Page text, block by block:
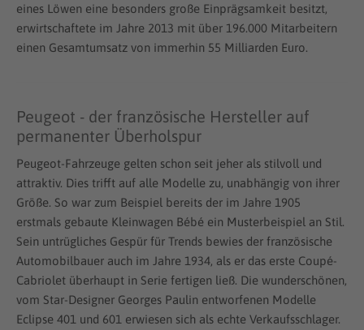
eines Löwen eine besonders große Einprägsamkeit besitzt,
erwirtschaftete im Jahre 2013 mit über 196.000 Mitarbeitern
einen Gesamtumsatz von immerhin 55 Milliarden Euro.
Peugeot - der französische Hersteller auf
permanenter Überholspur
Peugeot-Fahrzeuge gelten schon seit jeher als stilvoll und
attraktiv. Dies trifft auf alle Modelle zu, unabhängig von ihrer
Größe. So war zum Beispiel bereits der im Jahre 1905
erstmals gebaute Kleinwagen Bébé ein Musterbeispiel an Stil.
Sein untrügliches Gespür für Trends bewies der französische
Automobilbauer auch im Jahre 1934, als er das erste Coupé-
Cabriolet überhaupt in Serie fertigen ließ. Die wunderschönen,
vom Star-Designer Georges Paulin entworfenen Modelle
Eclipse 401 und 601 erwiesen sich als echte Verkaufsschlager.